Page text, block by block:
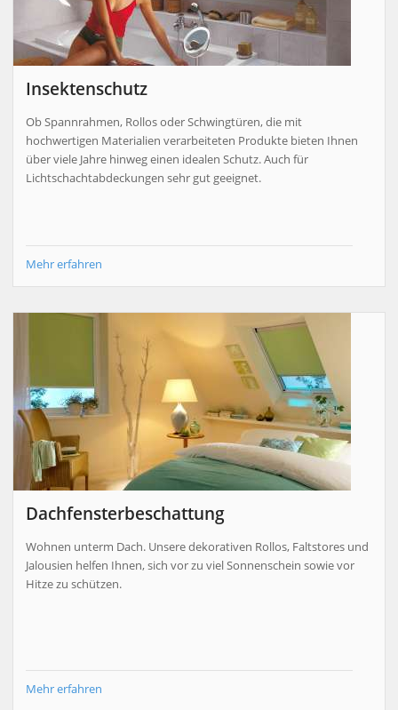
Insektenschutz
Ob Spannrahmen, Rollos oder Schwingtüren, die mit
hochwertigen Materialien verarbeiteten Produkte bieten Ihnen
über viele Jahre hinweg einen idealen Schutz. Auch für
Lichtschachtabdeckungen sehr gut geeignet.
Mehr erfahren
Dachfensterbeschattung
Wohnen unterm Dach. Unsere dekorativen Rollos, Faltstores und
Jalousien helfen Ihnen, sich vor zu viel Sonnenschein sowie vor
Hitze zu schützen.
Mehr erfahren